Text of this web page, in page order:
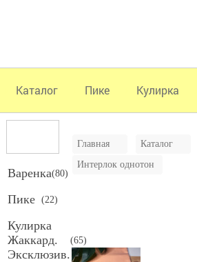
Каталог Пике Кулирка
Варенка(80)
Пике (22)
Кулирка
Жаккард.
Эксклюзив.
(65)
Главная Каталог
Интерлок однотон